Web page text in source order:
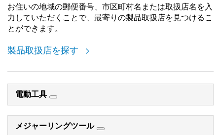
お住いの地域の郵便番号、市区町村名または取扱店名を入
力していただくことで、最寄りの製品取扱店を見つけるこ
とができます。
製品取扱店を探す
電動工具
メジャーリングツール